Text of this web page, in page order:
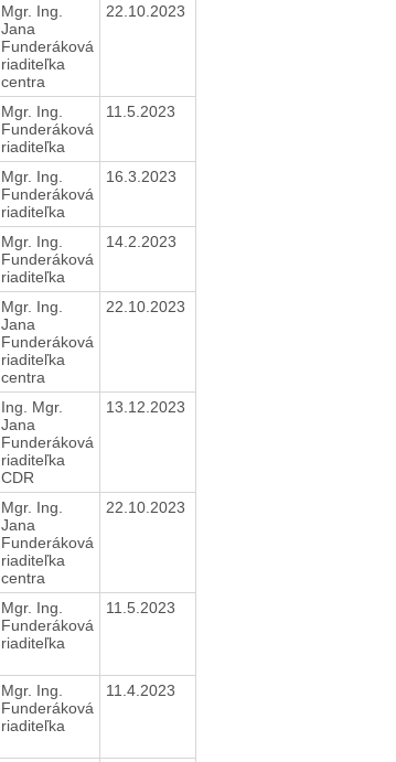
Mgr. Ing.
Jana
Funderáková
riaditeľka
centra
22.10.2023
Mgr. Ing.
Funderáková
riaditeľka
11.5.2023
Mgr. Ing.
Funderáková
riaditeľka
16.3.2023
Mgr. Ing.
Funderáková
riaditeľka
14.2.2023
Mgr. Ing.
Jana
Funderáková
riaditeľka
centra
22.10.2023
Ing. Mgr.
Jana
Funderáková
riaditeľka
CDR
13.12.2023
Mgr. Ing.
Jana
Funderáková
riaditeľka
centra
22.10.2023
Mgr. Ing.
Funderáková
riaditeľka
11.5.2023
Mgr. Ing.
Funderáková
riaditeľka
11.4.2023